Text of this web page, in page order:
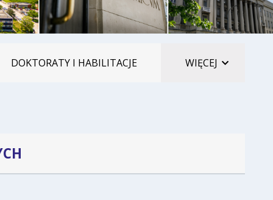
DOKTORATY I HABILITACJE WIĘCEJ